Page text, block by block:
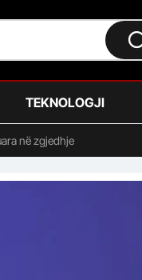
TEKNOLOGJI
në zgjedhje